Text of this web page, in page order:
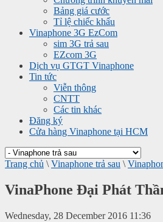
Bảng giá cước
Tỉ lệ chiếc khấu
Vinaphone 3G EzCom
sim 3G trả sau
EZcom 3G
Dịch vụ GTGT Vinaphone
Tin tức
Viễn thông
CNTT
Các tin khác
Đăng ký
Cửa hàng Vinaphone tại HCM
Trang chủ \ Vinaphone trả sau \
VinaPhone Đại Phát
Wednesday, 28 December 2016 11:36